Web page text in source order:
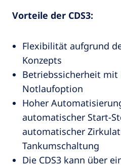
Vorteile der CDS3:
Flexibilität aufgrund
Konzepts
Betriebssicherheit
Notlaufoption
Hoher
automatischer Start-
automatischer
Tankumschaltung
Die CDS3 kann über